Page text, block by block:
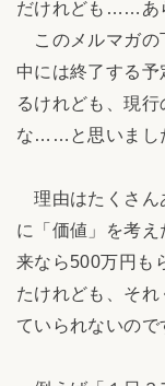
だけれども……あ
このメルマガの
中には終了する
るけれども、現
な……と思いまし
理由はたくさん
に「価値」を考
来なら500万円も
たけれども、そ
ていられないので